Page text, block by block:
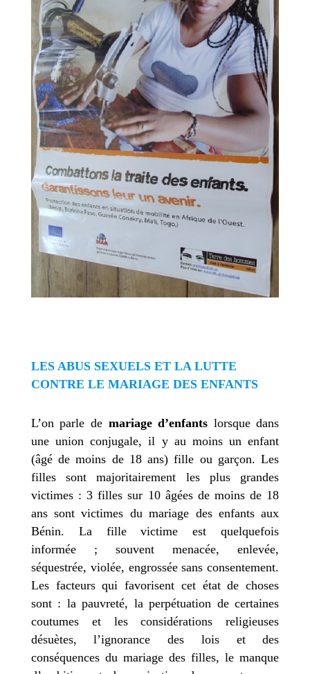
LES ABUS SEXUELS ET LA LUTTE
CONTRE LE MARIAGE DES ENFANTS
L’on parle de mariage d’enfants lorsque dans
une union conjugale, il y au moins un enfant
(âgé de moins de 18 ans) fille ou garçon. Les
filles sont majoritairement les plus grandes
victimes : 3 filles sur 10 âgées de moins de 18
ans sont victimes du mariage des enfants aux
Bénin. La fille victime est quelquefois
informée ; souvent menacée, enlevée,
séquestrée, violée, engrossée sansconsentement.
Les facteurs qui favorisent cet état de choses
sont : la pauvreté, la perpétuation de certaines
coutumes et les considérations religieuses
désuètes, l’ignorance des lois et des
conséquences du mariage des filles, le manque